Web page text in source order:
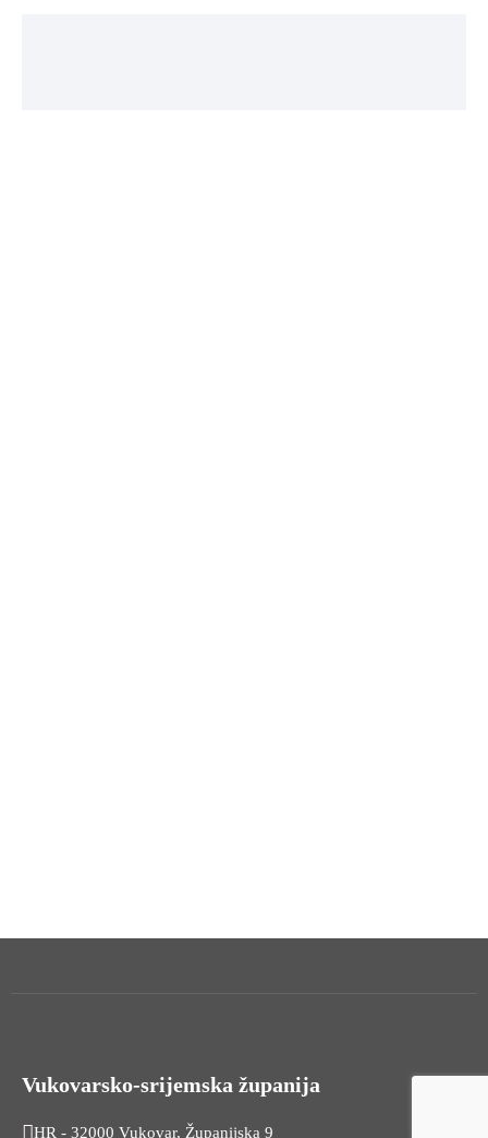
Vukovarsko-srijemska županija
HR - 32000 Vukovar, Županijska 9